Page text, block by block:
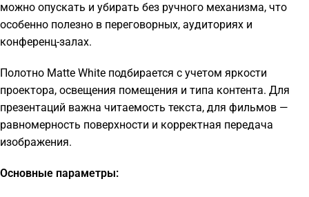
можно опускать и убирать без ручного механизма, что
особенно полезно в переговорных, аудиториях и
конференц-залах.
Полотно Matte White подбирается с учетом яркости
проектора, освещения помещения и типа контента. Для
презентаций важна читаемость текста, для фильмов —
равномерность поверхности и корректная передача
изображения.
Основные параметры: